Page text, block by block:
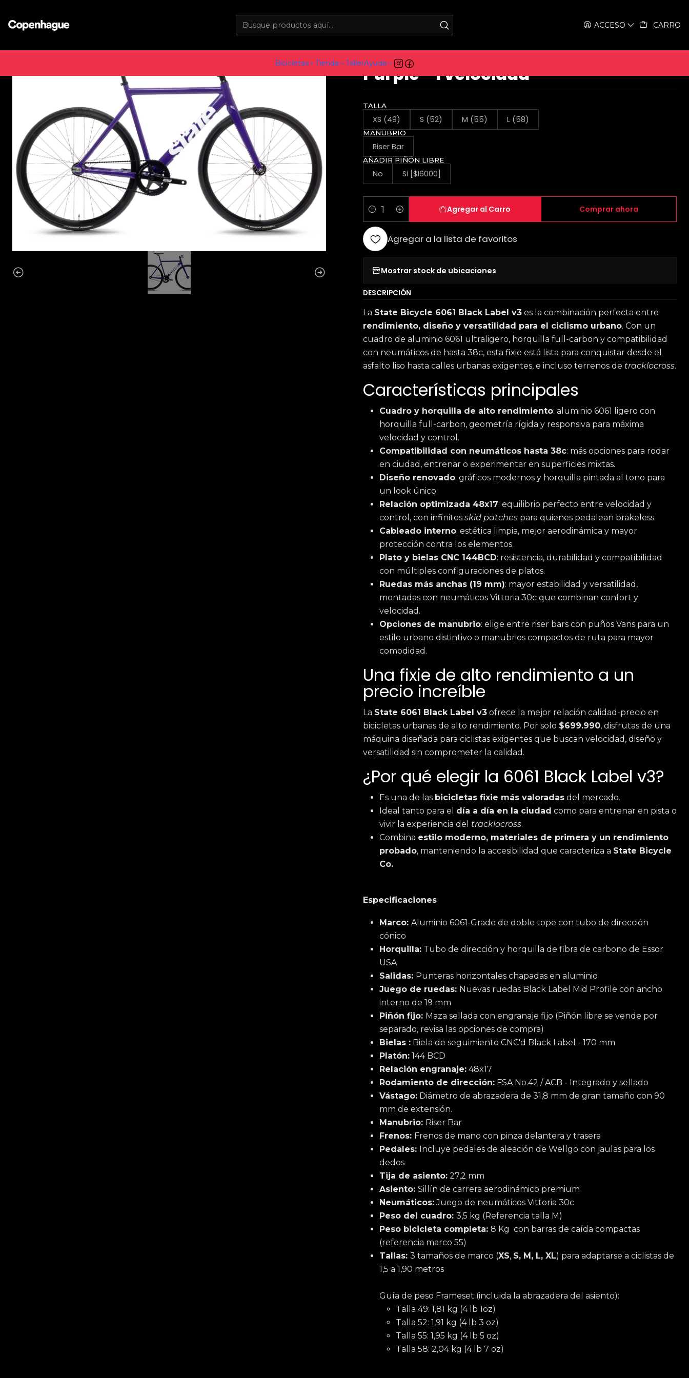
ACCESO CARRO
Bicicletas Tienda TallerAyuda
Bicicleta fixie 6061 Black Label
Purple - 1 velocidad
TALLA
XS (49) S (52) M (55) L (58)
MANUBRIO
Riser Bar
AÑADIR PIÑÓN LIBRE
No Si [$16000]
Cantidad
Agregar al Carro Comprar ahora
Agregar a la lista de favoritos
Mostrar stock de ubicaciones
DESCRIPCIÓN
La State Bicycle 6061 Black Label v3 es la combinación perfecta entre
rendimiento, diseño y versatilidad para el ciclismo urbano. Con un
cuadro de aluminio 6061 ultraligero, horquilla full-carbon y compatibilidad
con neumáticos de hasta 38c, esta fixie está lista para conquistar desde el
asfalto liso hasta calles urbanas exigentes, e incluso terrenos de tracklocross.
Características principales
Cuadro y horquilla de alto rendimiento: aluminio 6061 ligero con
horquilla full-carbon, geometría rígida y responsiva para máxima
velocidad y control.
Compatibilidad con neumáticos hasta 38c: más opciones para rodar
en ciudad, entrenar o experimentar en superficies mixtas.
Diseño renovado: gráficos modernos y horquilla pintada al tono para
un look único.
Relación optimizada 48x17: equilibrio perfecto entre velocidad y
control, con infinitos skid patches para quienes pedalean brakeless.
Cableado interno: estética limpia, mejor aerodinámica y mayor
protección contra los elementos.
Plato y bielas CNC 144BCD: resistencia, durabilidad y compatibilidad
con múltiples configuraciones de platos.
Ruedas más anchas (19 mm): mayor estabilidad y versatilidad,
montadas con neumáticos Vittoria 30c que combinan confort y
velocidad.
Opciones de manubrio: elige entre riser bars con puños Vans para un
estilo urbano distintivo o manubrios compactos de ruta para mayor
comodidad.
Una fixie de alto rendimiento a un
precio increíble
La State 6061 Black Label v3 ofrece la mejor relación calidad-precio en
bicicletas urbanas de alto rendimiento. Por solo $699.990, disfrutas de una
máquina diseñada para ciclistas exigentes que buscan velocidad, diseño y
versatilidad sin comprometer la calidad.
¿Por qué elegir la 6061 Black Label v3?
Es una de las bicicletas fixie más valoradas del mercado.
Ideal tanto para el día a día en la ciudad como para entrenar en pista o
vivir la experiencia del tracklocross.
Combina estilo moderno, materiales de primera y un rendimiento
probado, manteniendo la accesibilidad que caracteriza a State Bicycle
Co.
Especificaciones
Marco: Aluminio 6061-Grade de doble tope con tubo de dirección
cónico
Horquilla: Tubo de dirección y horquilla de fibra de carbono de Essor
USA
Salidas: Punteras horizontales chapadas en aluminio
Juego de ruedas: Nuevas ruedas Black Label Mid Profile con ancho
interno de 19 mm
Piñón fijo: Maza sellada con engranaje fijo (Piñón libre se vende por
separado, revisa las opciones de compra)
Bielas : Biela de seguimiento CNC'd Black Label - 170 mm
Platón: 144 BCD
Relación engranaje: 48x17
Rodamiento de dirección: FSA No.42 / ACB - Integrado y sellado
Vástago: Diámetro de abrazadera de 31,8 mm de gran tamaño con 90
mm de extensión.
Manubrio: Riser Bar
Frenos: Frenos de mano con pinza delantera y trasera
Pedales: Incluye pedales de aleación de Wellgo con jaulas para los
dedos
Tija de asiento: 27,2 mm
Asiento: Sillín de carrera aerodinámico premium
Neumáticos:Juego de neumáticos Vittoria 30c
Peso del cuadro: 3,5 kg (Referencia talla M)
Peso bicicleta completa: 8 Kg con barras de caída compactas
(referencia marco 55)
Tallas: 3 tamaños de marco (XS, S, M, L, XL) para adaptarse a ciclistas de
1,5 a 1,90 metros
Guía de peso Frameset (incluida la abrazadera del asiento):
Talla 49: 1,81 kg (4 lb 1oz)
Talla 52: 1,91 kg (4 lb 3 oz)
Talla 55: 1,95 kg (4 lb 5 oz)
Talla 58: 2,04 kg (4 lb 7 oz)